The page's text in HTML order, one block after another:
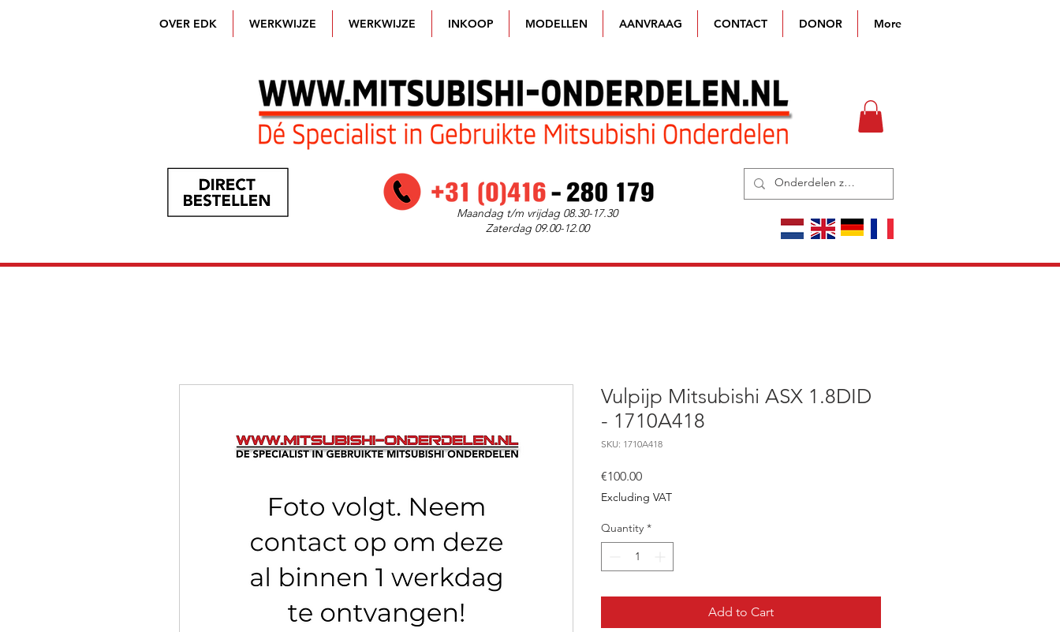
OVER EDK WERKWIJZE WERKWIJZE INKOOP MODELLEN AANVRAAG CONTACT DONOR More
Maandag t/m vrijdag 08.30-17.30
Zaterdag 09.00-12.00
Vulpijp Mitsubishi ASX 1.8DID
- 1710A418
SKU: 1710A418
€100.00Price
Excluding VAT
Quantity *
Add to Cart